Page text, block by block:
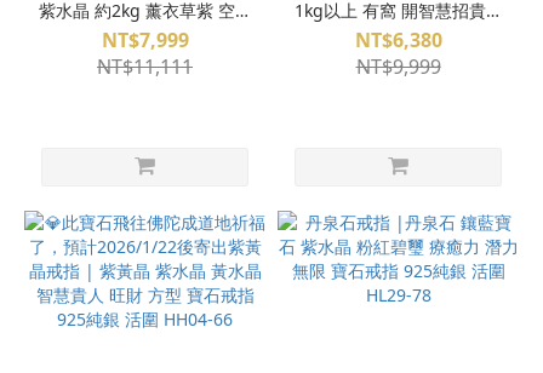
紫水晶 約2kg 薰衣草紫 空間
風水擺件 牙微損 影山 厚水
淨化 S23CW22-79
NT$7,999
NT$11,111
1kg以上 有窩 開智慧招貴人
原礦皮 水晶飾品淨化
3CW22-80
NT$6,380
NT$9,999